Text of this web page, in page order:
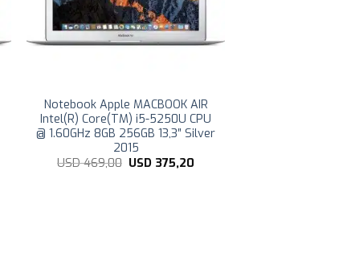
Notebook Apple MACBOOK AIR
Intel(R) Core(TM) i5-5250U CPU
@ 1.60GHz 8GB 256GB 13,3″ Silver
2015
USD469,00 El
USD 375,20